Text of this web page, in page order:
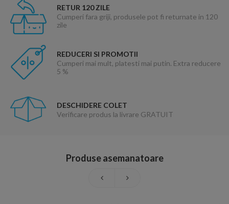
RETUR 120 ZILE
Cumperi fara griji, produsele pot fi returnate in 120
zile
REDUCERI SI PROMOTII
Cumperi mai mult, platesti mai putin. Extra reducere
5 %
DESCHIDERE COLET
Verificare produs la livrare GRATUIT
Produse asemanatoare